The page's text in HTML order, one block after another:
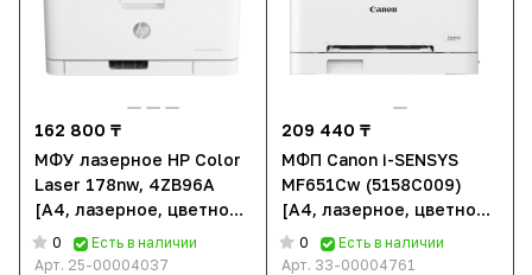
162 800 ₸
МФУ лазерное HP Color
Laser 178nw, 4ZB96A
[A4, лазерное, цветное,
600x600 DPI, Wi-Fi,
Ethernet (RJ-45), USB]
0
Есть в наличии
Арт. 25-00004037
209 440 ₸
МФП Canon i-SENSYS
MF651Cw (5158C009)
[A4, лазерное, цветное,
1200 x 1200 DPI, Wi-Fi,
Ethernet (RJ-45), USB]
0
Есть в наличии
Арт. 33-00004761